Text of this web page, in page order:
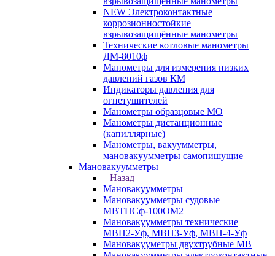
NEW Электроконтактные
коррозионностойкие
взрывозащищённые манометры
Технические котловые манометры
ДМ-8010ф
Манометры для измерения низких
давлений газов КМ
Индикаторы давления для
огнетушителей
Манометры образцовые МО
Манометры дистанционные
(капиллярные)
Манометры, вакуумметры,
мановакуумметры самопишущие
Мановакуумметры
Назад
Мановакуумметры
Мановакуумметры судовые
МВТПСф-100ОМ2
Мановакуумметры технические
МВП2-Уф, МВП3-Уф, МВП-4-Уф
Мановакууметры двухтрубные МВ